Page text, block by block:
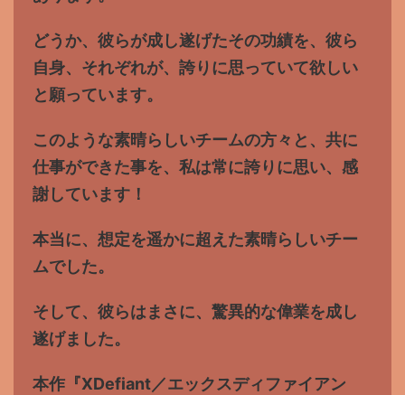
どうか、彼らが成し遂げたその功績を、彼ら
自身、それぞれが、誇りに思っていて欲しい
と願っています。
このような素晴らしいチームの方々と、共に
仕事ができた事を、私は常に誇りに思い、感
謝しています！
本当に、想定を遥かに超えた素晴らしいチー
ムでした。
そして、彼らはまさに、驚異的な偉業を成し
遂げました。
本作『XDefiant／エックスディファイアン